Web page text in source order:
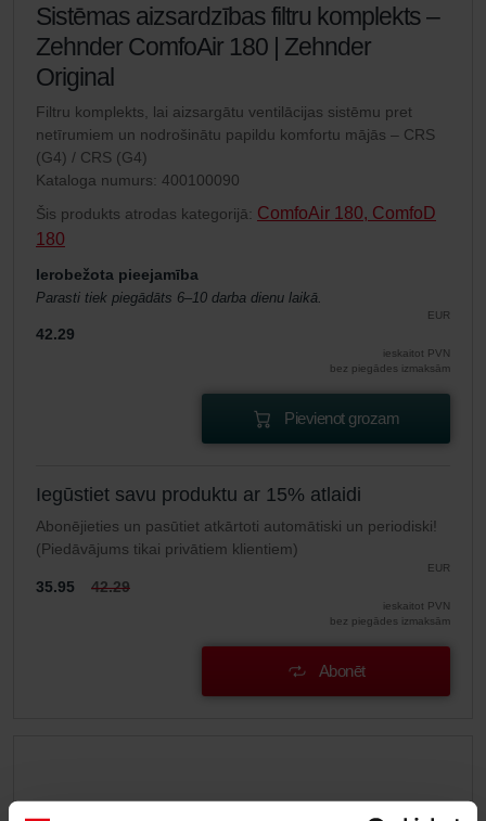
Sistēmas aizsardzības filtru komplekts –
Zehnder ComfoAir 180 | Zehnder
Original
Filtru komplekts, lai aizsargātu ventilācijas sistēmu pret
netīrumiem un nodrošinātu papildu komfortu mājās – CRS
(G4) / CRS (G4)
Kataloga numurs: 400100090
Šis produkts atrodas kategorijā: ComfoAir 180, ComfoD
180
Ierobežota pieejamība
Parasti tiek piegādāts 6–10 darba dienu laikā.
EUR
42.29
ieskaitot PVN
bez piegādes izmaksām
Pievienot grozam
Iegūstiet savu produktu ar 15% atlaidi
Abonējieties un pasūtiet atkārtoti automātiski un periodiski!
(Piedāvājums tikai privātiem klientiem)
EUR
35.95 42.29
ieskaitot PVN
bez piegādes izmaksām
Abonēt